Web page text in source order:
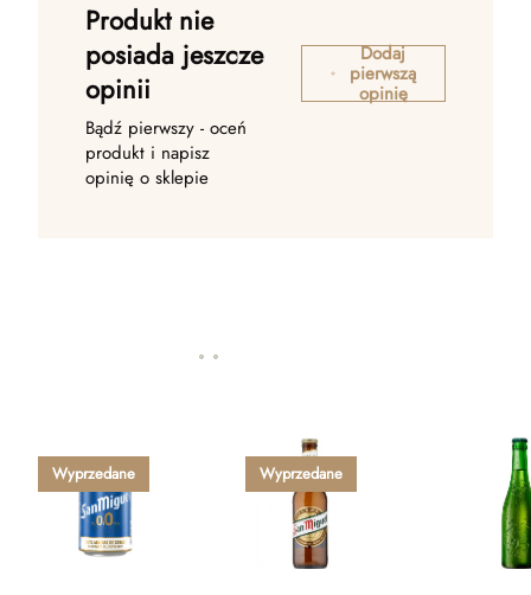
Produkt nie
posiada jeszcze
opinii
Bądź pierwszy - oceń
produkt i napisz
opinię o sklepie
Dodaj
pierwszą
opinię
Wyprzedane Wyprzedane